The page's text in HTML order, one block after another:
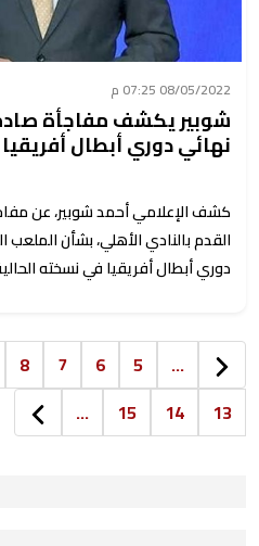
08/05/2022 07:25 م
شوبير يكشف مفاجأة
نهائي دوري أبطال أفريقيا
كشف الإعلامي أحمد شوبير، عن
القدم بالنادي الأهلي، بشأن
دوري أبطال أفريقيا في نسخته
...
5
6
7
8
13
14
15
...